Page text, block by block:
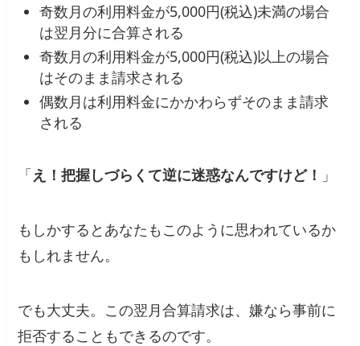
奇数月の利用料金が5,000円(税込)未満の場合
は翌月分に合算される
奇数月の利用料金が5,000円(税込)以上の場合
はそのまま請求される
偶数月は利用料金にかかわらずそのまま請求
される
「え！把握しづらくて逆に迷惑なんですけど！ 」
もしかするとあなたもこのように思われているか
もしれません。
でも大丈夫。この翌月合算請求は、嫌なら事前に
拒否することもできるのです。